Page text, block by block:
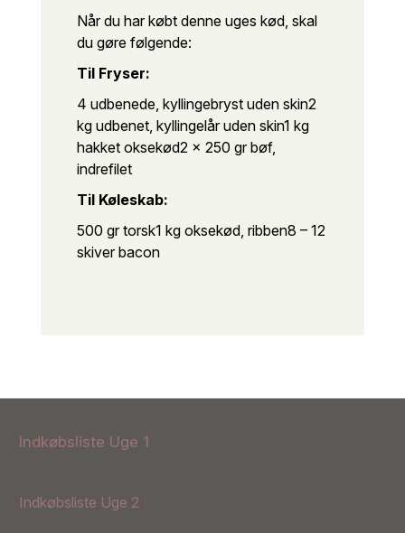
Når du har købt denne uges kød, skal
du gøre følgende:
Til Fryser:
4 udbenede, kyllingebryst uden skin2
kg udbenet, kyllingelår uden skin1 kg
hakket oksekød2 x 250 gr bøf,
indrefilet
Til Køleskab:
500 gr torsk1 kg oksekød, ribben8 – 12
skiver bacon
Indkøbsliste Uge 1
Indkøbsliste Uge 2